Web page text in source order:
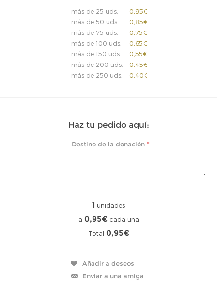
más de 25 uds.
más de 50 uds.
más de 75 uds.
más de 100 uds.
más de 150 uds.
más de 200 uds.
más de 250 uds.
0,95€
0,85€
0,75€
0,65€
0,55€
0,45€
0,40€
Haz tu pedido aquí:
Destino de la donación *
1 unidades
a 0,95€cada una
Total 0,95€